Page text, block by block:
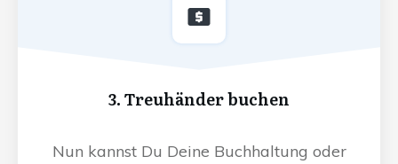
3. Treuhänder buchen
Nun kannst Du Deine Buchhaltung oder